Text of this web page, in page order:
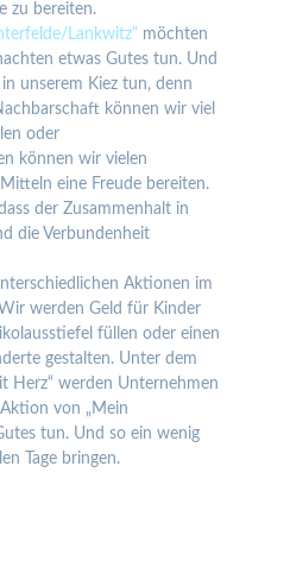
zu bereiten.
Lankwitz“ möchten
etwas Gutes tun. Und
unserem Kiez tun, denn
können wir viel
oder
können wir vielen
eine Freude bereiten.
der Zusammenhalt in
die Verbundenheit
Aktionen im
werden Geld für Kinder
füllen oder einen
gestalten. Unter dem
Herz“ werden Unternehmen
von „Mein
tun. Und so ein wenig
Tage bringen.